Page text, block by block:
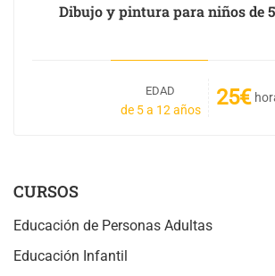
Dibujo y pintura para niños de
EDAD
de 5 a 12 años 25€
CURSOS
Educación de Personas Adultas
Educación Infantil